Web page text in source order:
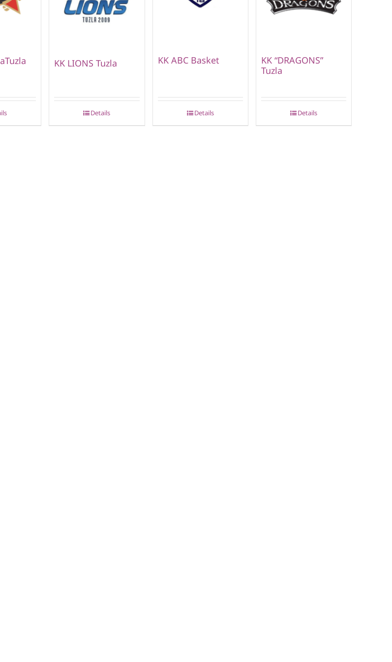
KK LIONS Tuzla
Details
KK ABC Basket
Details
KK “DRAGONS”
Tuzla
Details